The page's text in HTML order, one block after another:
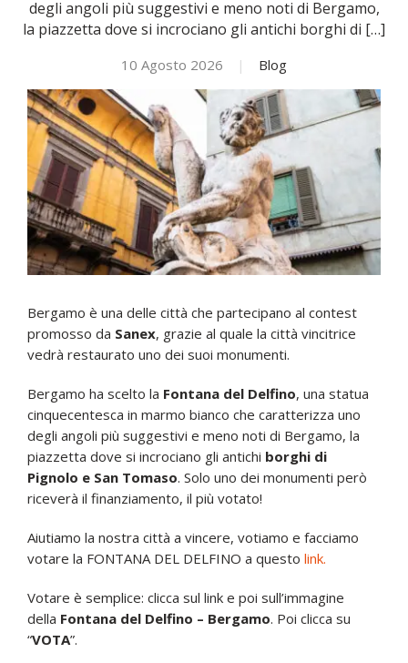
ISCRIVITI
ESAMI DI IDONEITÀ
degli angoli più suggestivi e meno noti di Bergamo,
la piazzetta dove si incrociano gli antichi borghi di […]
10 Agosto 2026 | Blog
Bergamo è una delle città che partecipano al contest
promosso da Sanex, grazie al quale la città vincitrice
vedrà restaurato uno dei suoi monumenti.
Bergamo ha scelto la Fontana del Delfino, una statua
cinquecentesca in marmo bianco che caratterizza uno
degli angoli più suggestivi e meno noti di Bergamo, la
piazzetta dove si incrociano gli antichi borghi di
Pignolo e San Tomaso. Solo uno dei monumenti però
riceverà il finanziamento, il più votato!
Aiutiamo la nostra città a vincere, votiamo e facciamo
votare la FONTANA DEL DELFINO a questo link.
Votare è semplice: clicca sul link e poi sull’immagine
della Fontana del Delfino – Bergamo. Poi clicca su
“VOTA”.